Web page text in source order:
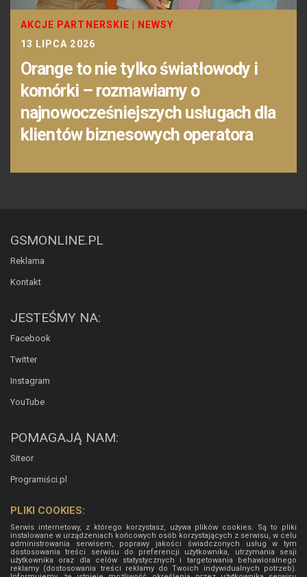
AKCJE PARTNERSKIE
NEWSY
13 LIPCA 2026
Orange to nie tylko światłowody i
komórki – rozmawiamy o
najnowocześniejszych usługach dla
klientów biznesowych operatora
GSMONLINE.PL
Reklama
Kontakt
JESTEŚMY NA:
Facebook
Twitter
Instagram
YouTube
POMAGAJĄ NAM:
Siteor
Programiści.pl
PLIKI COOKIES:
Serwis internetowy, z którego korzystasz, używa plików cookies. Są to pliki
instalowane w urządzeniach końcowych osób korzystających z serwisu, w celu
administrowania serwisem, poprawy jakości świadczonych usług w tym
dostosowania treści serwisu do preferencji użytkownika, utrzymania sesji
użytkownika oraz dla celów statystycznych i targetowania behawioralnego
reklamy (dostosowania treści reklamy do Twoich indywidualnych potrzeb).